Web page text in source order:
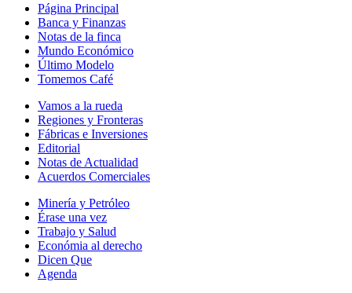
Página Principal
Banca y Finanzas
Notas de la finca
Mundo Económico
Último Modelo
Tomemos Café
Vamos a la rueda
Regiones y Fronteras
Fábricas e Inversiones
Editorial
Notas de Actualidad
Acuerdos Comerciales
Minería y Petróleo
Érase una vez
Trabajo y Salud
Económia al derecho
Dicen Que
Agenda